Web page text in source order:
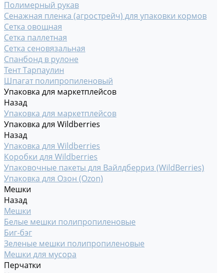
Полимерный рукав
Сенажная пленка (агрострейч) для упаковки кормов
Сетка овощная
Сетка паллетная
Сетка сеновязальная
Спанбонд в рулоне
Тент Тарпаулин
Шпагат полипропиленовый
Упаковка для маркетплейсов
Назад
Упаковка для маркетплейсов
Упаковка для Wildberries
Назад
Упаковка для Wildberries
Коробки для Wildberries
Упаковочные пакеты для Вайлдберриз (WildBerries)
Упаковка для Озон (Ozon)
Мешки
Назад
Мешки
Белые мешки полипропиленовые
Биг-бэг
Зеленые мешки полипропиленовые
Мешки для мусора
Перчатки